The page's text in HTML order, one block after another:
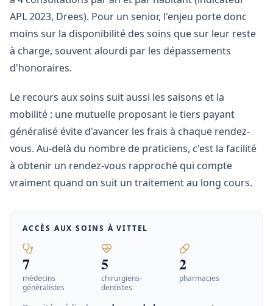
APL 2023, Drees). Pour un senior, l'enjeu porte donc
moins sur la disponibilité des soins que sur leur reste
à charge, souvent alourdi par les dépassements
d'honoraires.
Le recours aux soins suit aussi les saisons et la
mobilité : une mutuelle proposant le tiers payant
généralisé évite d'avancer les frais à chaque rendez-
vous. Au-delà du nombre de praticiens, c'est la facilité
à obtenir un rendez-vous rapproché qui compte
vraiment quand on suit un traitement au long cours.
ACCÈS AUX SOINS ÀVITTEL
7
médecins
généralistes
5
chirurgiens-
dentistes
2
pharmacies